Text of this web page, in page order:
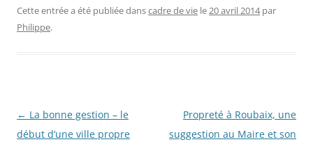
c
e
o
k
st
n
ai ta
Cette entrée a été publiée danscadre de vie le20 avril 2014 par
Philippe.
Navigation
des
← La bonne gestion – le
début d’une ville propre
Propreté à Roubaix, une
suggestion au Maire et son